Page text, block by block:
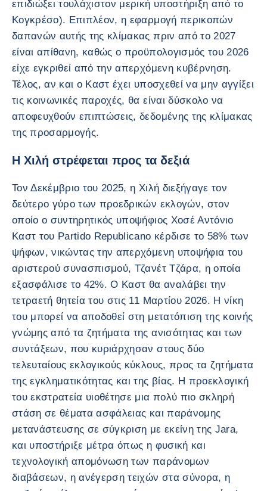
επιδιώξει τουλάχιστον μερική υποστήριξη από το
Κογκρέσο). Επιπλέον, η εφαρμογή περικοπών
δαπανών αυτής της κλίμακας πριν από το 2027
είναι απίθανη, καθώς ο προϋπολογισμός του 2026
είχε εγκριθεί από την απερχόμενη κυβέρνηση.
Τέλος, αν και ο Καστ έχει υποσχεθεί να μην αγγίξει
τις κοινωνικές παροχές, θα είναι δύσκολο να
αποφευχθούν επιπτώσεις, δεδομένης της κλίμακας
της προσαρμογής.
Η Χιλή στρέφεται προς τα δεξιά
Τον Δεκέμβριο του 2025, η Χιλή διεξήγαγε τον
δεύτερο γύρο των προεδρικών εκλογών, στον
οποίο ο συντηρητικός υποψήφιος Χοσέ Αντόνιο
Καστ του Partido Republicano κέρδισε το 58% των
ψήφων, νικώντας την απερχόμενη υποψήφια του
αριστερού συνασπισμού, Τζανέτ Τζάρα, η οποία
εξασφάλισε το 42%. Ο Καστ θα αναλάβει την
τετραετή θητεία του στις 11 Μαρτίου 2026. Η νίκη
του μπορεί να αποδοθεί στη μετατόπιση της κοινής
γνώμης από τα ζητήματα της ανισότητας και των
συντάξεων, που κυριάρχησαν στους δύο
τελευταίους εκλογικούς κύκλους, προς τα ζητήματα
της εγκληματικότητας και της βίας. Η προεκλογική
του εκστρατεία υιοθέτησε μια πολύ πιο σκληρή
στάση σε θέματα ασφάλειας και παράνομης
μετανάστευσης σε σύγκριση με εκείνη της Jara,
και υποστήριξε μέτρα όπως η φυσική και
τεχνολογική απομόνωση των παράνομων
διαβάσεων, η ανέγερση τειχών στα σύνορα, η